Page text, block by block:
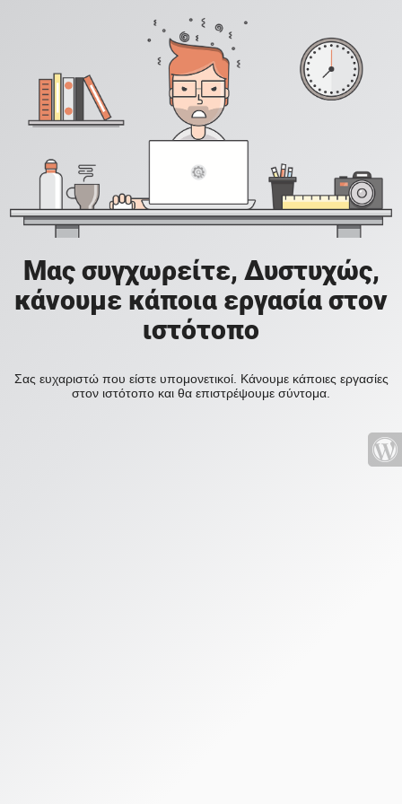
Μας συγχωρείτε, Δυστυχώς,
κάνουμε κάποια εργασία στον
ιστότοπο
Σας ευχαριστώ που είστε υπομονετικοί. Κάνουμε κάποιες εργασίες
στον ιστότοπο και θα επιστρέψουμε σύντομα.